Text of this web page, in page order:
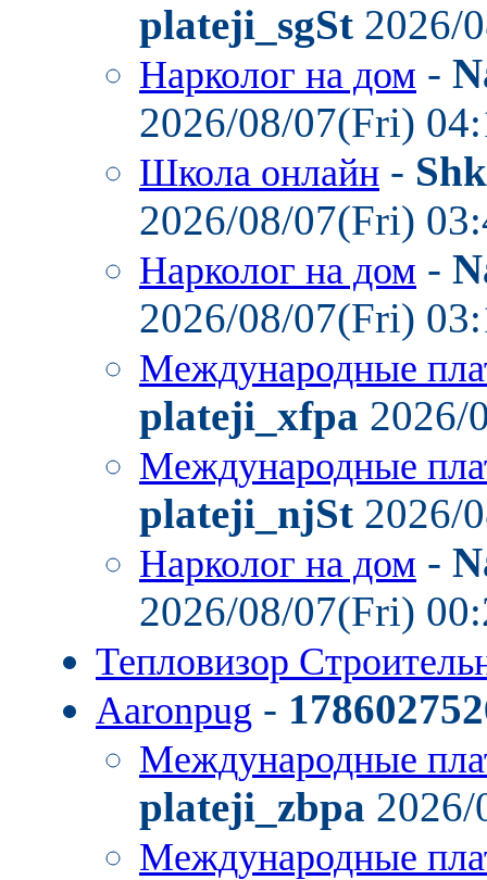
plateji_sgSt 2026/
Нарколог на дом -
2026/08/07(Fri)
Школа онлайн -
2026/08/07(Fri)
Нарколог на дом -
2026/08/07(Fri)
Международные
plateji_xfpa 2026/
Международные
plateji_njSt 2026/
Нарколог на дом -
2026/08/07(Fri)
Тепловизор
Aaronpug -
Международные
plateji_zbpa
Международные